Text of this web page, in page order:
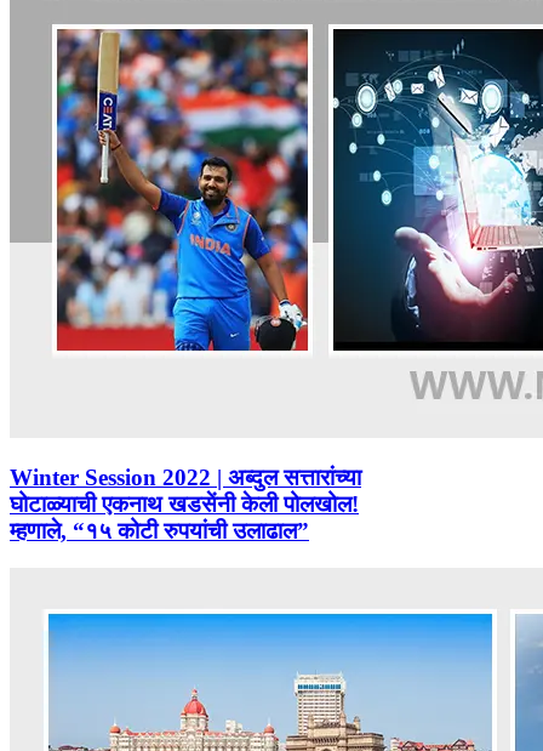
Winter Session 2022 | अब्दुल सत्तारांच्या
घोटाळ्याची एकनाथ खडसेंनी केली पोलखोल!
म्हणाले, “१५ कोटी रुपयांची उलाढाल”